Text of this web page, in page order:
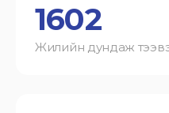
1602
Жилийн дундаж